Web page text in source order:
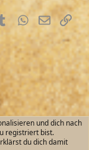
TumblrWhatsApp
E-MailLink
und dich nach
registriert bist.
du dich damit